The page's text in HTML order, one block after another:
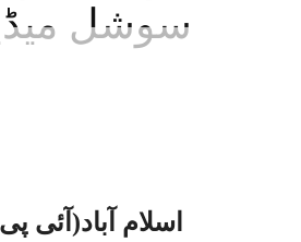
سوشل
اسلام